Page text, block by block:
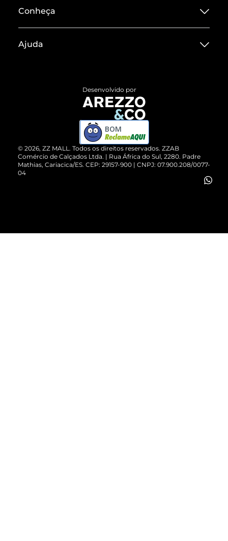
Conheça
Termos de Uso
ZZ MALL é confiável
Cartão Presente
Vendas Corporativas
Ajuda
Devolução do Produto
Compre pelo WhatsApp
© 2026, ZZ MALL. Todos os direitos reservados. ZZAB
Comércio de Calçados Ltda. | Rua África do Sul, 2280. Padre
Mathias, Cariacica/ES. CEP: 29157-900 | CNPJ: 07.900.208/0077-
04
Desenvolvido por
BOM